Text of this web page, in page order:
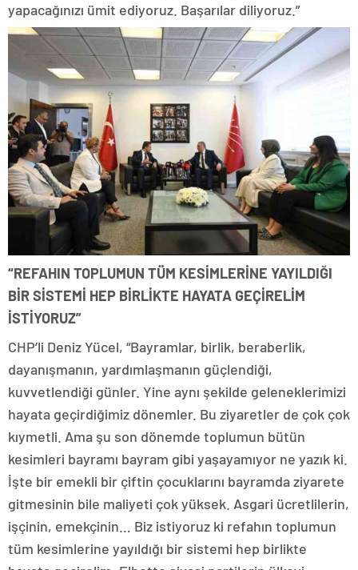
yapacağınızı ümit ediyoruz. Başarılar diliyoruz.”
“REFAHIN TOPLUMUN TÜM KESİMLERİNE YAYILDIĞI
BİR SİSTEMİ HEP BİRLİKTE HAYATA GEÇİRELİM
İSTİYORUZ”
CHP’li Deniz Yücel, “Bayramlar, birlik, beraberlik,
dayanışmanın, yardımlaşmanın güçlendiği,
kuvvetlendiği günler. Yine aynı şekilde geleneklerimizi
hayata geçirdiğimiz dönemler. Bu ziyaretler de çok çok
kıymetli. Ama şu son dönemde toplumun bütün
kesimleri bayramı bayram gibi yaşayamıyor ne yazık ki.
İşte bir emekli bir çiftin çocuklarını bayramda ziyarete
gitmesinin bile maliyeti çok yüksek. Asgari ücretlilerin,
işçinin, emekçinin… Biz istiyoruz ki refahın toplumun
tüm kesimlerine yayıldığı bir sistemi hep birlikte